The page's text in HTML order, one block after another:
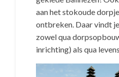
aan het stokoude
ontbreken. Daar vindt
zowel qua
inrichting) als qua